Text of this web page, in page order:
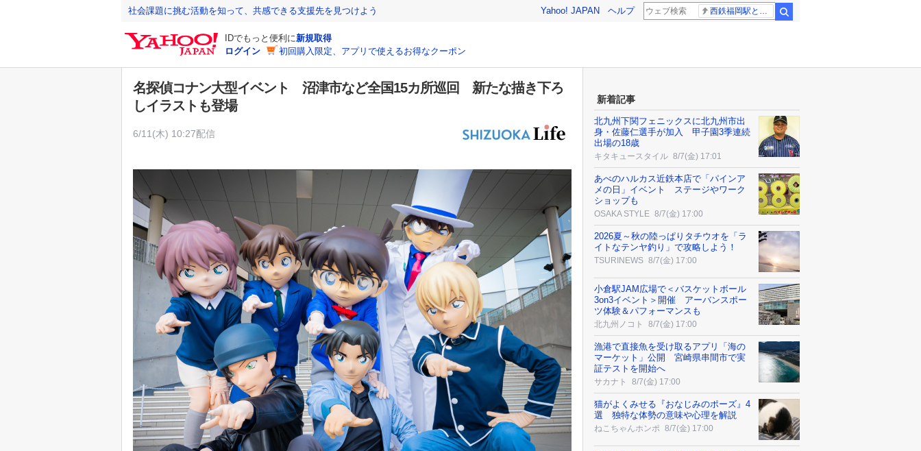
社会課題に挑む活動を知って、共感できる支援先を見つけよう Yahoo! JAPAN ヘルプ 西鉄福岡駅と薬院駅の構内で不適切音声
IDでもっと便利に新規取得
ログイン
初回購入限定、アプリで使えるお得なクーポン
名探偵コナン大型イベント 沼津市など全国15カ所巡回 新たな描き下ろ
しイラストも登場
6/11(木) 10:27配信
新着記事
北九州下関フェニックスに北九州市出
身・佐藤仁選手が加入 甲子園3季連続
出場の18歳
キタキュースタイル 8/7(金) 17:01
あべのハルカス近鉄本店で「パインア
メの日」イベント ステージやワーク
ショップも
OSAKA STYLE 8/7(金) 17:00
2026夏～秋の陸っぱりタチウオを「ラ
イトなテンヤ釣り」で攻略しよう！
TSURINEWS 8/7(金) 17:00
小倉駅JAM広場で＜バスケットボール
3on3イベント＞開催 アーバンスポー
ツ体験＆パフォーマンスも
北九州ノコト 8/7(金) 17:00
漁港で直接魚を受け取るアプリ「海の
マーケット」公開 宮崎県串間市で実
証テストを開始へ
サカナト 8/7(金) 17:00
猫がよくみせる『おなじみのポーズ』4
選 独特な体勢の意味や心理を解説
ねこちゃんホンポ 8/7(金) 17:00